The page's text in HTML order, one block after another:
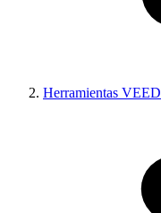
Herramientas VEED